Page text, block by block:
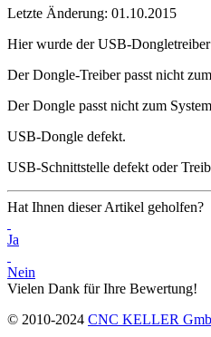
Letzte Änderung: 01.10.2015
Hier wurde der USB-
Der Dongle-Treiber passt nicht
Der Dongle passt nicht zum
USB-Dongle defekt.
USB-Schnittstelle defekt oder
Hat Ihnen dieser Artikel geholfen?
Ja
Nein
Vielen Dank für Ihre Bewertung!
© 2010-2024 CNC KELLER